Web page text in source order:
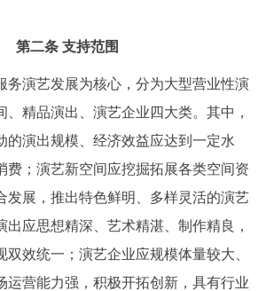
第二条 支持范围
演艺发展为核心，分为大型营业性演
、精品演出、演艺企业四大类。其中，
的演出规模、经济效益应达到一定水
费；演艺新空间应挖掘拓展各类空间资
发展，推出特色鲜明、多样灵活的演艺
出应思想精深、艺术精湛、制作精良，
双效统一；演艺企业应规模体量较大、
运营能力强，积极开拓创新，具有行业